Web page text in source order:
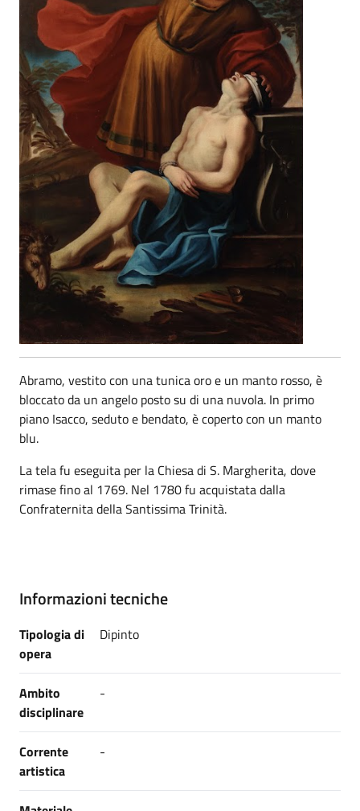
Abramo, vestito con una tunica oro e un manto rosso, è
bloccato da un angelo posto su di una nuvola. In primo
piano Isacco, seduto e bendato, è coperto con un manto
blu.
La tela fu eseguita per la Chiesa di S. Margherita, dove
rimase fino al 1769. Nel 1780 fu acquistata dalla
Confraternita della Santissima Trinità.
Informazioni tecniche
Tipologia di
opera
Dipinto
Ambito
disciplinare
-
Corrente
artistica
-